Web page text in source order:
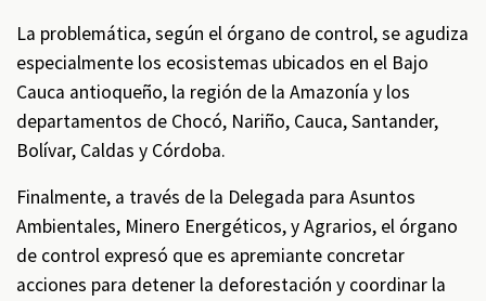
La problemática, según el órgano de control, se agudiza
especialmente los ecosistemas ubicados en el Bajo
Cauca antioqueño, la región de la Amazonía y los
departamentos de Chocó, Nariño, Cauca, Santander,
Bolívar, Caldas y Córdoba.
Finalmente, a través de la Delegada para Asuntos
Ambientales, Minero Energéticos, y Agrarios, el órgano
de control expresó que es apremiante concretar
acciones para detener la deforestación y coordinar la